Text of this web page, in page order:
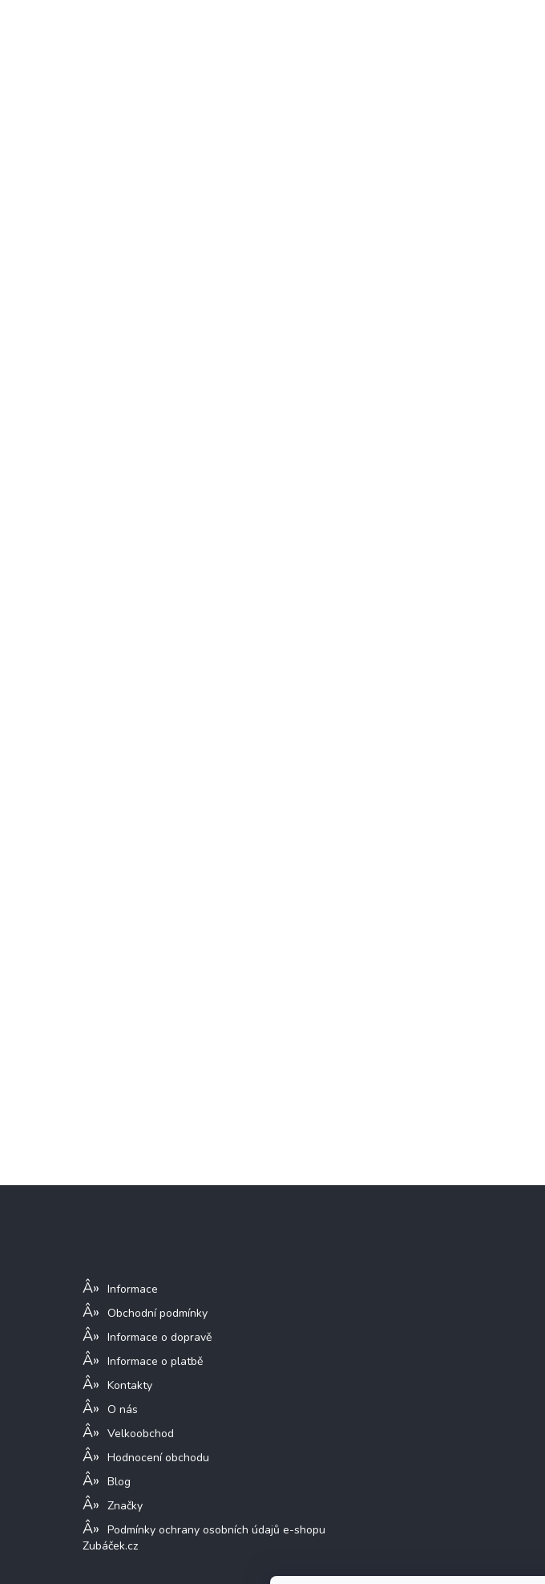
Informace
Obchodní podmínky
Informace o dopravě
Informace o platbě
Kontakty
O nás
Velkoobchod
Hodnocení obchodu
Blog
Značky
Podmínky ochrany osobních údajů e-shopu
Zubáček.cz